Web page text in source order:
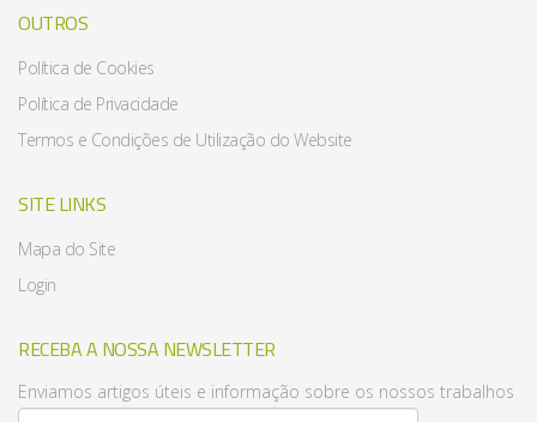
OUTROS
Política de Cookies
Política de Privacidade
Termos e Condições de Utilização do Website
SITE LINKS
Mapa do Site
Login
RECEBA A NOSSA NEWSLETTER
Enviamos artigos úteis e informação sobre os nossos trabalhos